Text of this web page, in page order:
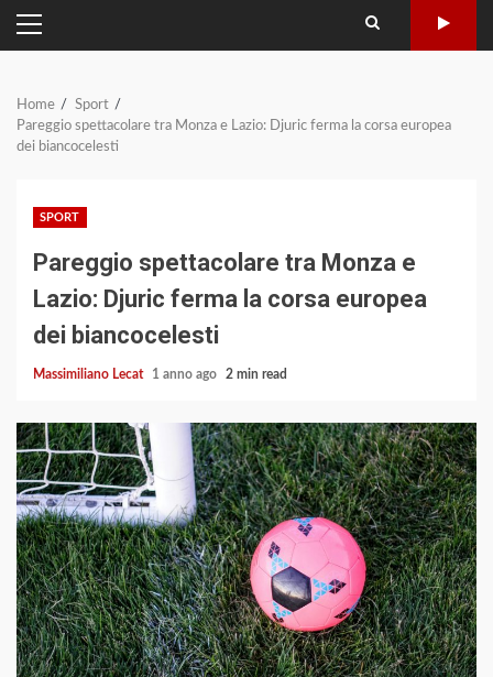
PRIMARY
MENU
Home
Sport
Pareggio spettacolare tra Monza e Lazio: Djuric ferma la corsa europea
dei biancocelesti
SPORT
Pareggio spettacolare tra Monza e
Lazio: Djuric ferma la corsa europea
dei biancocelesti
Massimiliano Lecat 1 anno ago 2 min read